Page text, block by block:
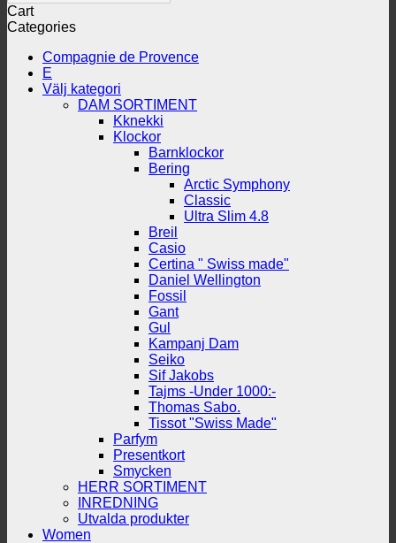
Cart
Categories
Compagnie de Provence
E
Välj kategori
DAM SORTIMENT
Kknekki
Klockor
Barnklockor
Bering
Arctic Symphony
Classic
Ultra Slim 4.8
Breil
Casio
Certina " Swiss made"
Daniel Wellington
Fossil
Gant
Gul
Kampanj Dam
Seiko
Sif Jakobs
Tajms -Under 1000:-
Thomas Sabo.
Tissot "Swiss Made"
Parfym
Presentkort
Smycken
HERR SORTIMENT
INREDNING
Utvalda produkter
Women